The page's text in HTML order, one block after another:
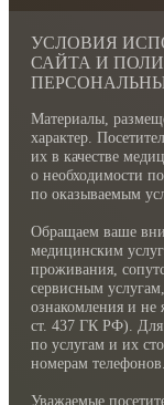
УСЛОВИЯ
САЙТА И
Материалы,
характер.
их в качестве
о необходимости
по оказываемым
Обращаем ваше
медицинским
проживания,
сервисным
ознакомления и не
cт. 437 ГК РФ). Для
по услугам и их
номерам телефонов.
Уважаемые